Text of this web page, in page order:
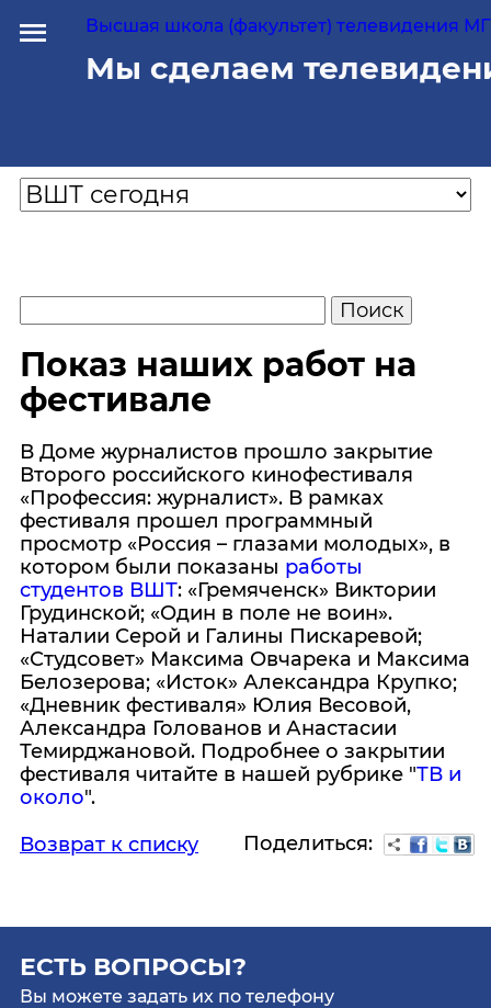
Высшая школа (факультет) телевидения
Мы сделаем
Показ наших работ на
фестивале
В Доме журналистов прошло закрытие
Второго российского кинофестиваля
«Профессия: журналист». В рамках
фестиваля прошел программный
просмотр «Россия – глазами молодых», в
котором были показаны работы
студентов ВШТ: «Гремяченск» Виктории
Грудинской; «Один в поле не воин».
Наталии Серой и Галины Пискаревой;
«Студсовет» Максима Овчарека и Максима
Белозерова; «Исток» Александра Крупко;
«Дневник фестиваля» Юлия Весовой,
Александра Голованов и Анастасии
Темирджановой. Подробнее о закрытии
фестиваля читайте в нашей рубрике "ТВ и
около".
Возврат к списку
Поделиться:
ЕСТЬ ВОПРОСЫ?
Вы можете задать их по телефону